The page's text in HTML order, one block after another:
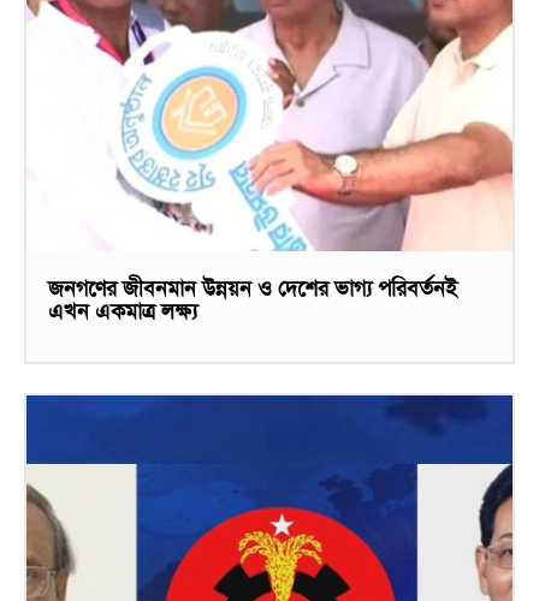
জনগণের জীবনমান উন্নয়ন ও দেশের ভাগ্য পরিবর্তনই
এখন একমাত্র লক্ষ্য